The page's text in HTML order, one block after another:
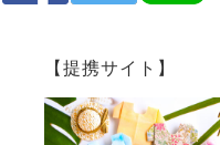
【提携サイト】